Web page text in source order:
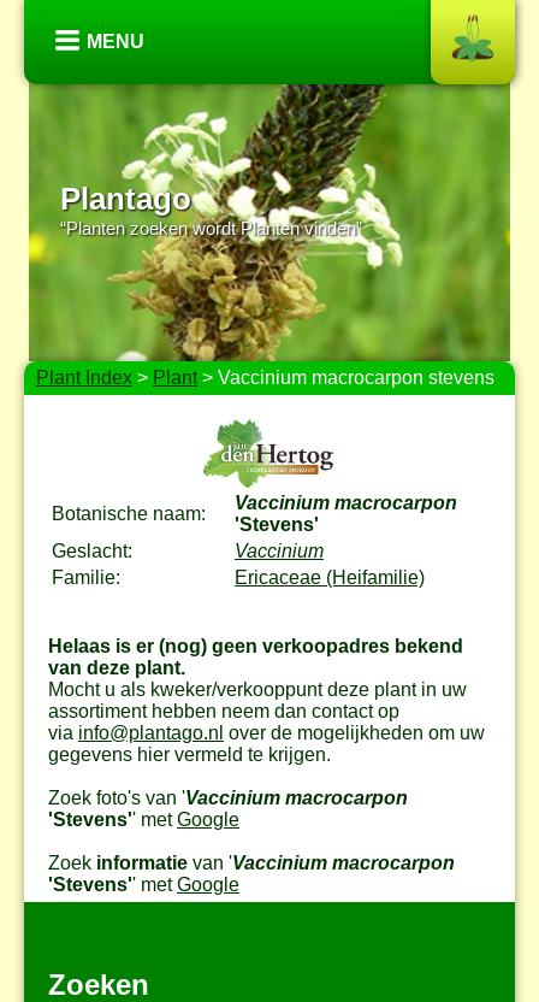
MENU
Plantago
“Planten zoeken wordt Planten vinden”
Plant Index > Plant> Vaccinium macrocarpon stevens
Botanische naam:
Vaccinium macrocarpon
'Stevens'
Geslacht:
Vaccinium
Familie:
Ericaceae (Heifamilie)
Helaas is er (nog) geen verkoopadres bekend
van deze plant.
Mocht u als kweker/verkooppunt deze plant in uw
assortiment hebben neem dan contact op
via info@plantago.nl over de mogelijkheden om uw
gegevens hier vermeld te krijgen.
Zoek foto's van 'Vaccinium macrocarpon
'Stevens'' metGoogle
Zoek informatie van 'Vaccinium macrocarpon
'Stevens'' metGoogle
Zoeken